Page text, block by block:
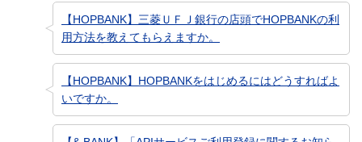
【HOPBANK】三菱ＵＦＪ銀行の店頭でHOPBANKの利
用方法を教えてもらえますか。
【HOPBANK】HOPBANKをはじめるにはどうすればよ
いですか。